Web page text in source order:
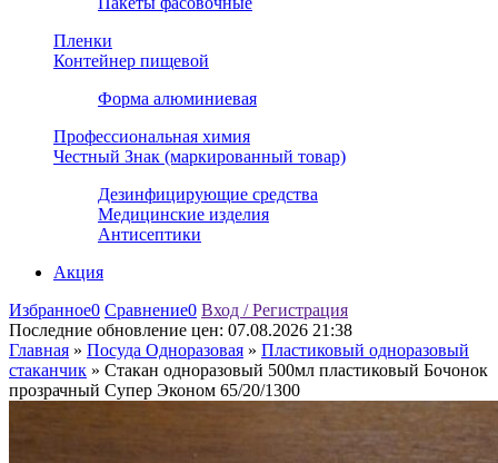
Пленки
Контейнер пищевой
Форма алюминиевая
Профессиональная химия
Честный Знак (маркированный товар)
Дезинфицирующие средства
Медицинские изделия
Антисептики
Акция
Избранное0 Сравнение0 Вход / Регистрация
Последние обновление цен: 07.08.2026 21:38
Главная » Посуда Одноразовая » Пластиковый одноразовый
стаканчик » Стакан одноразовый 500мл пластиковый Бочонок
прозрачный Супер Эконом 65/20/1300